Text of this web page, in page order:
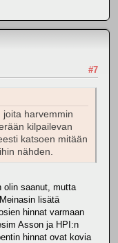
#7
joita harvemmin
kilpailevan
katsoen mitään
nähden.
olin saanut, mutta
lisätä
hinnat varmaan
Asson ja HPI:n
hinnat ovat kovia